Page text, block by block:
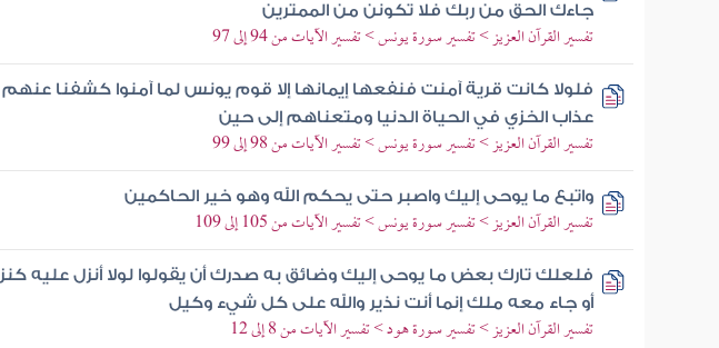
جاءك الحق من ربك فلا تكونن من الممترين
تفسير القرآن العزيز > تفسير سورة يونس > تفسير الآيات من 94 إلى 97
فلولا كانت قرية آمنت فنفعها إيمانها إلا قوم يونس لما آمنوا كشفنا عنهم
عذاب الخزي في الحياة الدنيا ومتعناهم إلى حين
تفسير القرآن العزيز > تفسير سورة يونس > تفسير الآيات من 98 إلى 99
واتبع ما يوحى إليك واصبر حتى يحكم الله وهو خير الحاكمين
تفسير القرآن العزيز > تفسير سورة يونس > تفسير الآيات من 105 إلى 109
فلعلك تارك بعض ما يوحى إليك وضائق به صدرك أن يقولوا لولا أنزل عليه كنز
أو جاء معه ملك إنما أنت نذير والله على كل شيء وكيل
تفسير القرآن العزيز > تفسير سورة هود > تفسير الآيات من 8 إلى 12